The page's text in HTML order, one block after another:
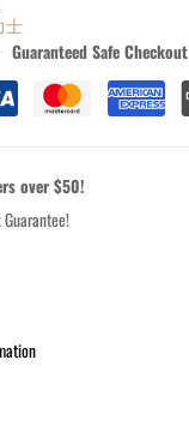
士
Guaranteed Safe Checkout
over $50!